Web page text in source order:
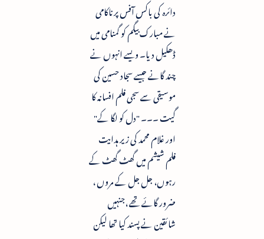
دائرہ کی باکس آفس پرناکامی
نے مبارک بیگم کو گمنامی میں
ڈھکیل دیا۔ ویسے انہوں نے
چند گانے جیسے سجاد حسین کی
موسیقی سے سجی فلم افسانہ کا
گیت ۔۔۔ "دل کو لگا کے"
اور غلام محمد کی زیر ہدایت
فلم شیشم میں گھٹ گھٹ کے
رہوں، جل جل کے مروں ،
ضرور گائے تھے ،جنہیں
شائقین نے پسند کیا تھا لیکن